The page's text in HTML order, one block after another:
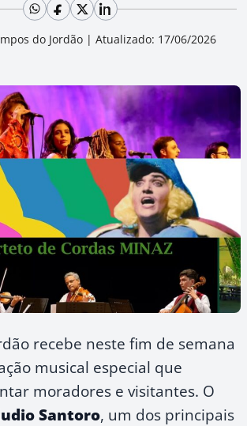
do Jordão | Atualizado: 17/06/2026
recebe neste fim de semana
musical especial que
moradores e visitantes. O
Santoro, um dos principais